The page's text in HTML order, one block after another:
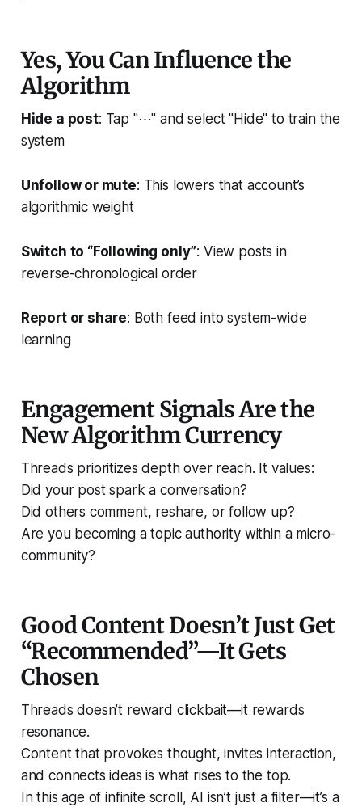
Yes, You Can Influence the
Algorithm
Hide a post: Tap "⋯" and select "Hide" to train the
system
Unfollow or mute: This lowers that account’s
algorithmic weight
Switch to “Following only”: View posts in
reverse-chronological order
Report or share: Both feed into system-wide
learning
Engagement Signals Are the
New Algorithm Currency
Threads prioritizes depth over reach. It values:
Did your post spark a conversation?
Did others comment, reshare, or follow up?
Are you becoming a topic authority within a micro-
community?
Good Content Doesn’t Just Get
“Recommended”—It Gets
Chosen
Threads doesn’t reward clickbait—it rewards
resonance.
Content that provokes thought, invites interaction,
and connects ideas is what rises to the top.
In this age of infinite scroll, AI isn’t just a filter—it’s a